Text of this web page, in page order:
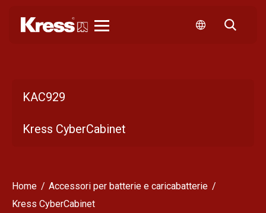
KAC929
Kress CyberCabinet
Home
Accessori per batterie e caricabatterie
Kress CyberCabinet